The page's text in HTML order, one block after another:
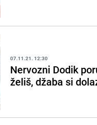
07.11.21. 12:30
Nervozni Dodik
želiš, džaba si